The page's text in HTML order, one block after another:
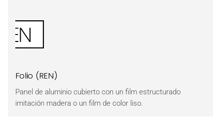
Folio (REN)
Panel de aluminio cubierto con un film estructurado
imitación madera o un film de color liso.